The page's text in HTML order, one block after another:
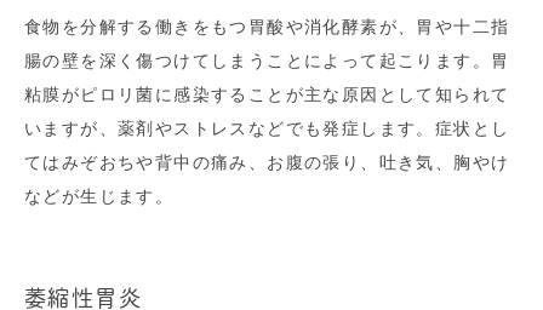
食物を分解する働きをもつ胃酸や消化酵素が、胃や十二指
腸の壁を深く傷つけてしまうことによって起こります。胃
粘膜がピロリ菌に感染することが主な原因として知られて
いますが、薬剤やストレスなどでも発症します。症状とし
てはみぞおちや背中の痛み、お腹の張り、吐き気、胸やけ
などが生じます。
萎縮性胃炎